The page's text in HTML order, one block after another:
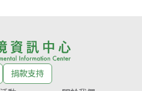
捐款支持